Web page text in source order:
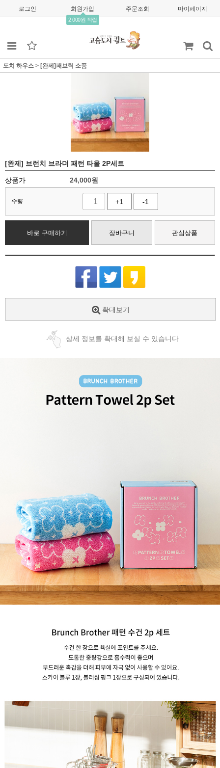
로그인 회원가입
2,000원 적립
주문조회 마이페이지
도치 하우스 > [완제]패브릭 소품
[완제] 브런치 브라더 패턴 타올 2P세트
상품가 24,000원
수량 +1 -1
바로 구매하기 장바구니 관심상품
확대보기
상세 정보를 확대해 보실 수 있습니다